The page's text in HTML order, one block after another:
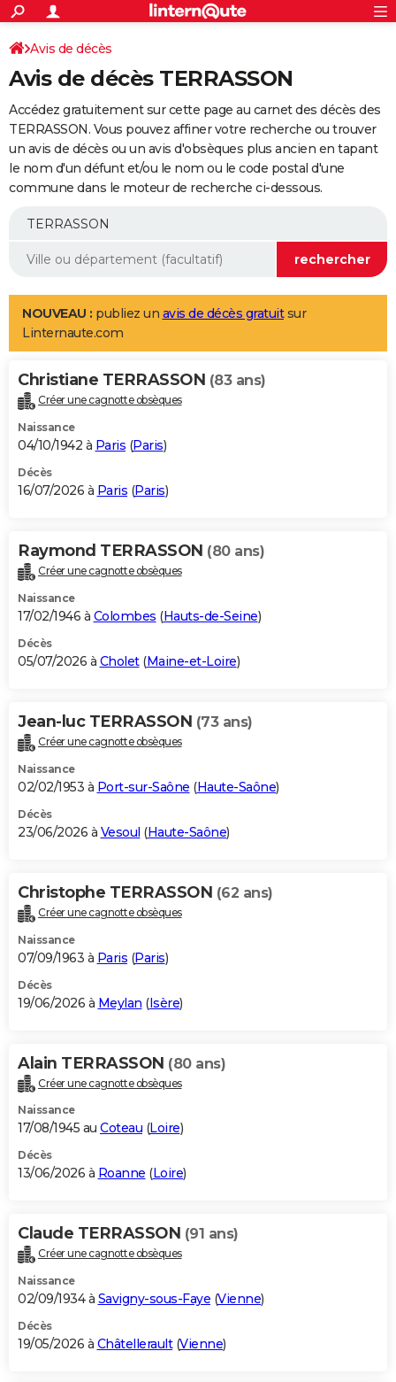
ACTUALITÉS
Politique
Société
Faits Divers
Education
Monde
Villes
+
SPORT
Coupe du monde 2026
Football
Tennis
Cyclisme
Rugby
Forum
Programme TV
TNT
Streaming
Cinéma
Sorties cinéma
Musique
+
FINANCE
Impôts
Immobilier
Risques naturels par ville
Banque
Assurance
Crédit
AUTO
Essais
Réserver un essai
Citadines
Berlines
SUV
Forum auto
+
Mobiles
Meilleur smartphone
Internet
Ordinateurs
Jeux vidéo
Guide high-tech
Aménagement intérieur
LIFESTYLE
Art de vivre
Bien-être
Loisirs
Mode
Modes de vie
Alimentation
Guide de la santé
Maladies
Médicaments
Sommeil
VOYAGE
Destinations
City break
Voyage nature
Voyage de noces
Forum
Climat
+PHOTO
GUIDES D'ACHAT
BONS PLANS
Carte de Noël
Carte Bonne année
Carte Saint-Valentin
Carte Pâques
Carte d'anniversaire
DICTIONNAIRE
Dictionnaire
Biographies
Citations
Expressions
Proverbes
PROGRAMME TV
S'inscrire
Se connecter
Lycées
Collèges
Primaires
Universités
Entreprises
Service militaire
Avis de recherche
AVIS DE DÉCÈS
Bricolage
Lifestyle
Culture
Sport
Auto
Television
Voyage
Cinema
Avis de décès
Avis de décès TERRASSON
Accédez gratuitement sur cette page au carnet des décès des
TERRASSON. Vous pouvez affiner votre recherche ou trouver
un avis de décès ou un avis d'obsèques plus ancien en tapant
le nom d'un défunt et/ou le nom ou le code postal d'une
commune dans le moteur de recherche ci-dessous.
NOUVEAU : publiez un avis de décès gratuitsur
Linternaute.com
Christiane TERRASSON (83 ans)
Créer une cagnotte obsèques
Naissance
04/10/1942 à Paris (Paris)
Décès
16/07/2026 à Paris (Paris)
Raymond TERRASSON (80 ans)
Créer une cagnotte obsèques
Naissance
17/02/1946 à Colombes (Hauts-de-Seine)
Décès
05/07/2026 à Cholet(Maine-et-Loire)
Jean-luc TERRASSON (73 ans)
Créer une cagnotte obsèques
Naissance
02/02/1953 à Port-sur-Saône (Haute-Saône)
Décès
23/06/2026 à Vesoul (Haute-Saône)
Christophe TERRASSON (62 ans)
Créer une cagnotte obsèques
Naissance
07/09/1963 à Paris (Paris)
Décès
19/06/2026 à Meylan (Isère)
Alain TERRASSON (80 ans)
Créer une cagnotte obsèques
Naissance
17/08/1945 au Coteau (Loire)
Décès
13/06/2026 à Roanne (Loire)
Claude TERRASSON (91 ans)
Créer une cagnotte obsèques
Naissance
02/09/1934 à Savigny-sous-Faye (Vienne)
Décès
19/05/2026 à Châtellerault(Vienne)